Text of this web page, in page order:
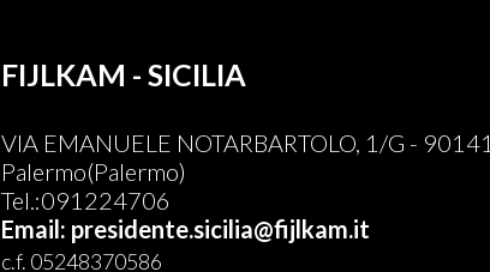
FIJLKAM - SICILIA
VIA EMANUELE NOTARBARTOLO, 1/G - 90141
Palermo(Palermo)
Tel.:091224706
Email: presidente.sicilia@fijlkam.it
c.f. 05248370586